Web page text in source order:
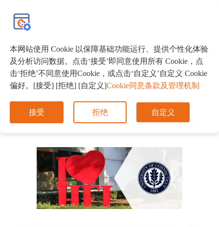
首页 大学来访
发布时间：2023.11.09
本网站使用 Cookie 以保障基础功能运行、提供个性化体验
及分析访问数据。点击‘接受’即同意使用所有 Cookie，点
击‘拒绝’不同意使用Cookie，或点击‘自定义’自定义 Cookie
偏好。[接受] [拒绝] [自定义]Cookie同意条款及管理机制
接受 拒绝 自定义